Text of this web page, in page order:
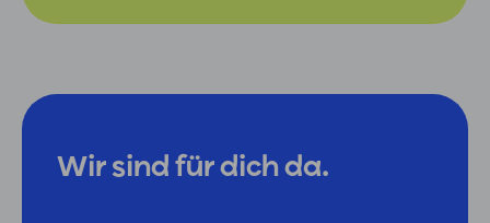
Wir sind für dich da.